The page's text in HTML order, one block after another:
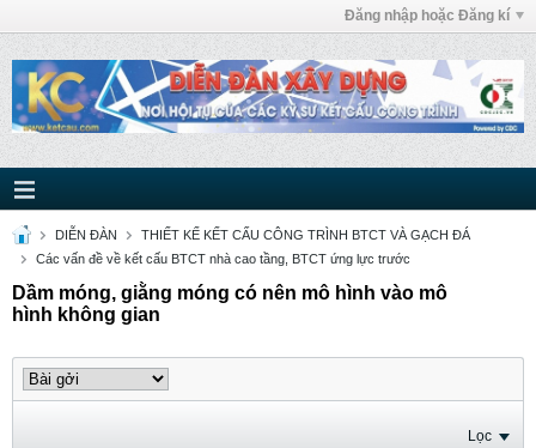
Đăng nhập hoặc Đăng kí
DIỄN ĐÀN
THIẾT KẾ KẾT CẤU CÔNG TRÌNH BTCT VÀ GẠCH ĐÁ
Các vấn đề về kết cấu BTCT nhà cao tầng, BTCT ứng lực trước
Dầm móng, giằng móng có nên mô hình vào mô
hình không gian
Lọc